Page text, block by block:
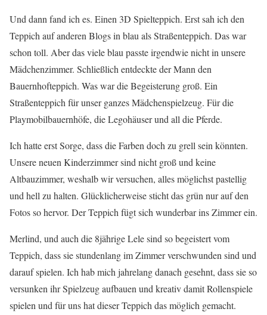
Und dann fand ich es. Einen 3D Spielteppich. Erst sah ich den
Teppich auf anderen Blogs in blau als Straßenteppich. Das war
schon toll. Aber das viele blau passte irgendwie nicht in unsere
Mädchenzimmer. Schließlich entdeckte der Mann den
Bauernhofteppich. Was war die Begeisterung groß. Ein
Straßenteppich für unser ganzes Mädchenspielzeug. Für die
Playmobilbauernhöfe, die Legohäuser und all die Pferde.
Ich hatte erst Sorge, dass die Farben doch zu grell sein könnten.
Unsere neuen Kinderzimmer sind nicht groß und keine
Altbauzimmer, weshalb wir versuchen, alles möglichst pastellig
und hell zu halten. Glücklicherweise sticht das grün nur auf den
Fotos so hervor. Der Teppich fügt sich wunderbar ins Zimmer ein.
Merlind, und auch die 8jährige Lele sind so begeistert vom
Teppich, dass sie stundenlang im Zimmer verschwunden sind und
darauf spielen. Ich hab mich jahrelang danach gesehnt, dass sie so
versunken ihr Spielzeug aufbauen und kreativ damit Rollenspiele
spielen und für uns hat dieser Teppich das möglich gemacht.